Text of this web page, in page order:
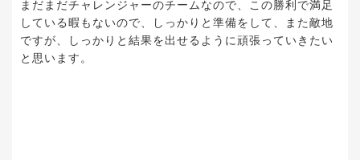
まだまだチャレンジャーのチームなので、この勝利で満足
している暇もないので、しっかりと準備をして、また敵地
ですが、しっかりと結果を出せるように頑張っていきたい
と思います。